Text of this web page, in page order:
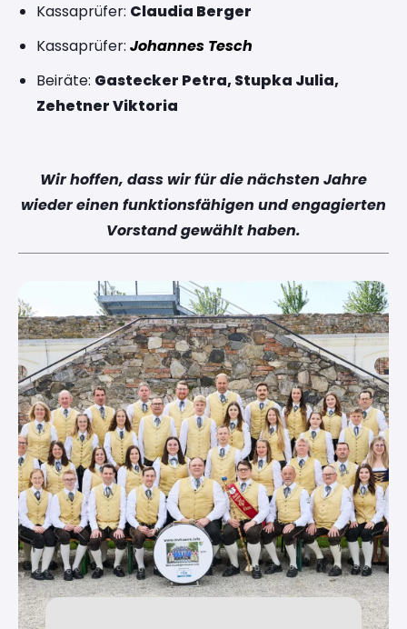
Kassaprüfer: Claudia Berger
Kassaprüfer: Johannes Tesch
Beiräte: Gastecker Petra, Stupka Julia,
Zehetner Viktoria
Wir hoffen, dass wir für die nächsten Jahre
wieder einen funktionsfähigen und engagierten
Vorstand gewählt haben.